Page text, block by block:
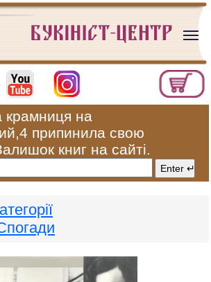
крамниця на
припинила свою
книг на сайті.